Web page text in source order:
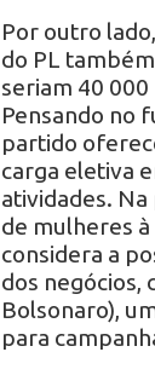
Por outro
do PL
seriam 40
Pensando no
partido
carga eletiva
atividades.
de mulheres à
considera a
dos negócios,
Bolsonaro),
para